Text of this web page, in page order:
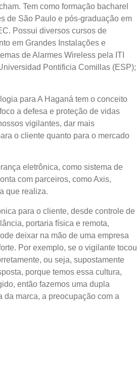
Tem como formação bacharel
de São Paulo e pós-graduação em
Possui diversos cursos de
em Grandes Instalações e
de Alarmes Wireless pela ITI
Pontificia Comillas (ESP);
para A Haganá tem o conceito
a defesa e proteção de vidas
vigilantes, dar mais
o cliente quanto para o mercado
eletrônica, como sistema de
com parceiros, como Axis,
que realiza.
para o cliente, desde controle de
portaria física e remota,
deixar na mão de uma empresa
Por exemplo, se o vigilante tocou
ou seja, supostamente
porque temos essa cultura,
então fazemos uma dupla
da marca, a preocupação com a